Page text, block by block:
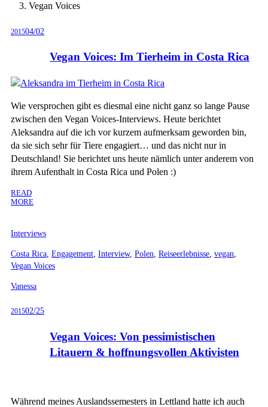
Vegan Voices
201504/02
Vegan Voices: Im Tierheim in Costa Rica
Wie versprochen gibt es diesmal eine nicht ganz so lange Pause
zwischen den Vegan Voices-Interviews. Heute berichtet
Aleksandra auf die ich vor kurzem aufmerksam geworden bin,
da sie sich sehr für Tiere engagiert… und das nicht nur in
Deutschland! Sie berichtet uns heute nämlich unter anderem von
ihrem Aufenthalt in Costa Rica und Polen :)
READ
MORE
Interviews
Costa Rica Engagement Interview, Polen Reiseerlebnisse vegan
Vegan Voices
Vanessa
201502/25
Vegan Voices: Von pessimistischen
Litauern & hoffnungsvollen Aktivisten
Während meines Auslandssemesters in Lettland hatte ich auch